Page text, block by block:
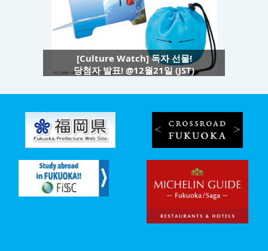
[Culture Watch] 독자 선물!
당첨자 발표! @12월21일 (JST)